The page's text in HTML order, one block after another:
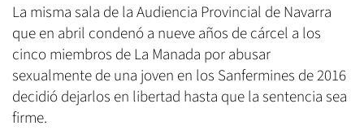
La misma sala de la Audiencia Provincial de Navarra
que en abril condenó a nueve años de cárcel a los
cinco miembros de La Manada por abusar
sexualmente de una joven en los Sanfermines de 2016
decidió dejarlos en libertad hasta que la sentencia sea
firme.